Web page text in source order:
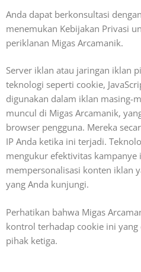
Anda dapat berkonsultasi
menemukan Kebijakan Privasi
periklanan Migas Arcamanik.
Server iklan atau jaringan iklan
teknologi seperti cookie,
digunakan dalam iklan masing-
muncul di Migas Arcamanik,
browser pengguna. Mereka
IP Anda ketika ini terjadi.
mengukur efektivitas
mempersonalisasi konten iklan
yang Anda kunjungi.
Perhatikan bahwa Migas
kontrol terhadap cookie ini
pihak ketiga.